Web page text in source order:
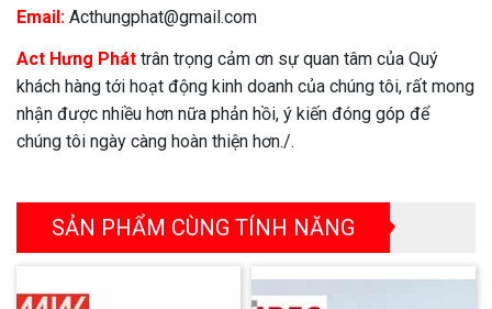
Email: Acthungphat@gmail.com
Act Hưng Phát trân trọng cảm ơn sự quan tâm của Quý
khách hàng tới hoạt động kinh doanh của chúng tôi, rất mong
nhận được nhiều hơn nữa phản hồi, ý kiến đóng góp để
chúng tôi ngày càng hoàn thiện hơn./.
SẢN PHẨM CÙNG TÍNH NĂNG